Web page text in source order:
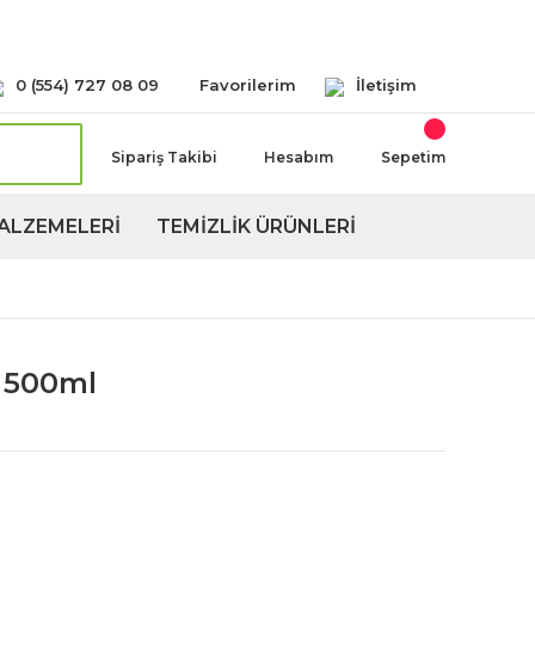
0 (554) 727 08 09 Favorilerim İletişim
Sipariş Takibi Hesabım Sepetim
TEMİZLİK ÜRÜNLERİ